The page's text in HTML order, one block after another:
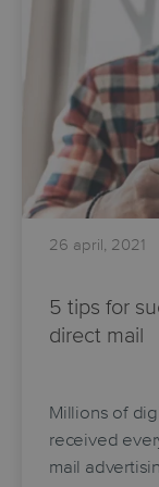
26 april, 2021
5 tips for
direct mail
Millions of
received
mail